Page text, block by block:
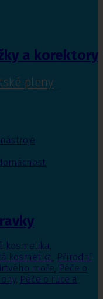
a korektory
pleny
kosmetika,
kosmetika, Přírodní
moře, Péče o
, Péče o ruce a